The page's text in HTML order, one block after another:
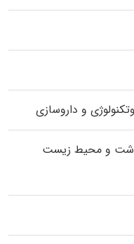
و داروسازی
و محیط زیست